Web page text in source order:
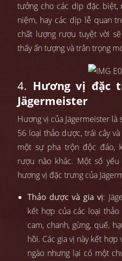
tưởng cho các dịp đặc biệt,
niệm, hay các dịp lễ quan
chất lượng rượu tuyệt vời
thấy ấn tượng và trân trọng
4. Hương vị đặc
Jägermeister
Hương vị của Jägermeister
56 loại thảo dược, trái cây
một sự pha trộn độc đáo,
rượu nào khác. Một số
hương vị đặc trưng của
Thảo dược và gia vị:
kết hợp của các loại
cam, chanh, gừng, quế,
hồi. Các gia vị này kết
ngào nhưng lại có một